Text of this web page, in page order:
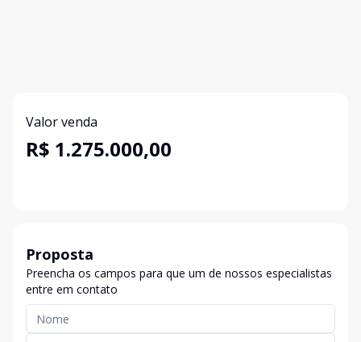
Valor venda
R$ 1.275.000,00
Proposta
Preencha os campos para que um de nossos especialistas
entre em contato